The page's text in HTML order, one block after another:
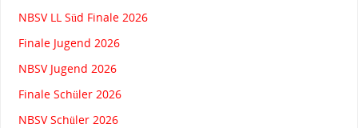
NBSV LL Süd Finale 2026
Finale Jugend 2026
NBSV Jugend 2026
Finale Schüler 2026
NBSV Schüler 2026